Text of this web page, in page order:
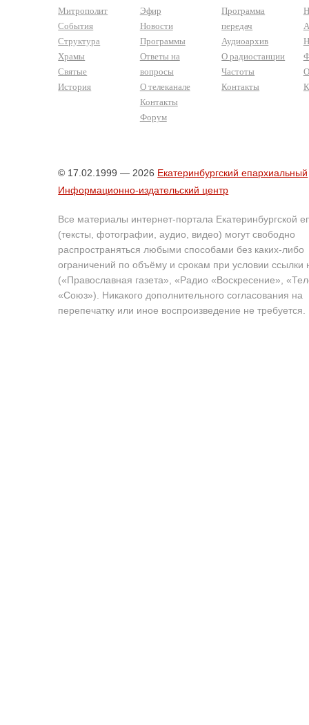
Митрополит
События
Структура
Храмы
Святые
История
Эфир
Новости
Программы
Ответы на
вопросы
О телеканале
Контакты
Форум
Программа
передач
Аудиоархив
О радиостанции
Частоты
Контакты
© 17.02.1999 — 2026 Екатеринбургский епархиальный
Информационно-издательский центр
Все материалы интернет-портала Екатеринбургской
(тексты, фотографии, аудио, видео) могут свободно
распространяться любыми способами без каких-либо
ограничений по объёму и срокам при условии ссылки
(«Православная газета», «Радио «Воскресение»,
«Союз»). Никакого дополнительного согласования на
перепечатку или иное воспроизведение не требуется.